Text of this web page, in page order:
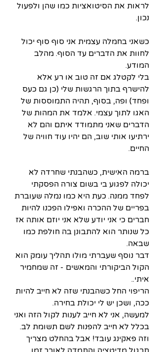
לראות את הסיטואציות כמו שהן ולפעול
נכון.
כשאני בחמלה עצמית אני סוף סוף יכול
לחוות את הדברים עד הסוף. מהלב
המודע.
בלי לקטלג אם זה טוב או רע אלא
להישרף בתוך הרגשות שלי (כן גם כעס
ופחד) ופה, בסוף, תהיה התמוססות של
האגו לתוך עצמי. אלמד את המהות של
הדברים שאני מתמודד איתם והם לא
ירתיעו אותי שוב, הם יהיו עוד חוויה של
החיים.
ברמה האישית, כשהבנתי שחרדה לא
יכולה לפגוע בי בשום צורה הפסקתי
לפחד ממנה. כעת היא כמו נמלה שעוברת
בפריים של ההכרה ואפילו הפכנו להיות
חברים כי אני יודע שלא אני יוזם אותה אז
כל שנותר הוא להתבונן בה חולפת כמו
שבאה.
דבר נוסף שעברתי מולו תהליך עומק הוא
הקול הביקורתי והמאשים - זה שמחמיר
איתי..
הריפוי החל כשהבנתי שזה לא חייב להיות
ככה, ושכן יש לי יכולת בחירה.
למעשה, אני לא חייב לענות לקול הזה ואני
בכלל לא חייב להפנות לשם תשומת לב.
וזה פאקינג עובד! אבל בהחלט מצריך